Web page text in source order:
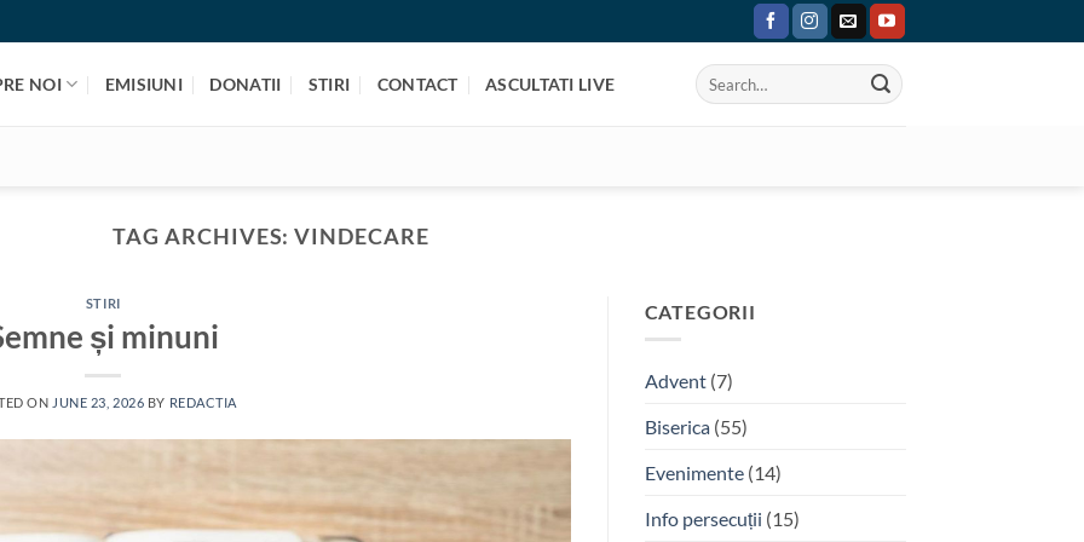
NOI EMISIUNI DONATII STIRI CONTACT ASCULTATI LIVE
TAG ARCHIVES:VINDECARE
STIRI
și minuni
ON JUNE 23, 2026 BY REDACTIA
CATEGORII
Advent(7)
Biserica(55)
Evenimente(14)
Info persecuții (15)